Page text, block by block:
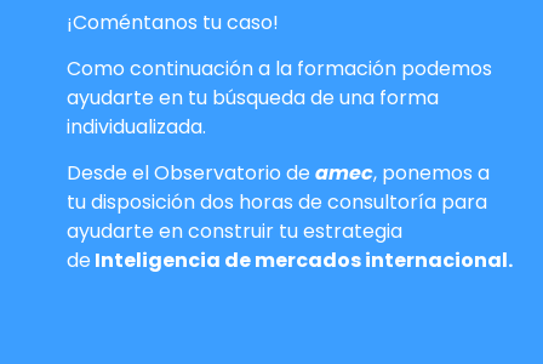
¡Coméntanos tu caso!
Como continuación a la formación podemos
ayudarte en tu búsqueda de una forma
individualizada.
Desde el Observatorio de amec, ponemos a
tu disposición dos horas de consultoría para
ayudarte en construir tu estrategia
de Inteligencia de mercados internacional.